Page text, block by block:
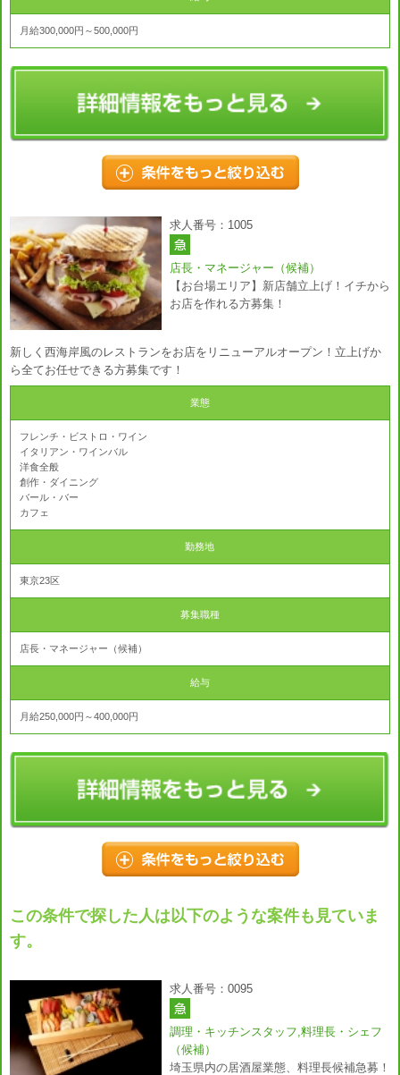
月給300,000円～500,000円
求人番号：1005
店長・マネージャー（候補）
【お台場エリア】新店舗立上げ！イチから
お店を作れる方募集！
新しく西海岸風のレストランをお店をリニューアルオープン！立上げか
ら全てお任せできる方募集です！
業態
フレンチ・ビストロ・ワイン
イタリアン・ワインバル
洋食全般
創作・ダイニング
バール・バー
カフェ
勤務地
東京23区
募集職種
店長・マネージャー（候補）
給与
月給250,000円～400,000円
この条件で探した人は以下のような案件も見ていま
す。
求人番号：0095
調理・キッチンスタッフ,料理長・シェフ
（候補）
埼玉県内の居酒屋業態、料理長候補急募！